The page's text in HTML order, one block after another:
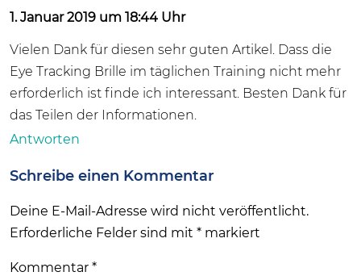
1. Januar 2019 um 18:44 Uhr
Vielen Dank für diesen sehr guten Artikel. Dass die
Eye Tracking Brille im täglichen Training nicht mehr
erforderlich ist finde ich interessant. Besten Dank für
das Teilen der Informationen.
Antworten
Schreibe einen Kommentar
Deine E-Mail-Adresse wird nicht veröffentlicht.
Erforderliche Felder sind mit * markiert
Kommentar *